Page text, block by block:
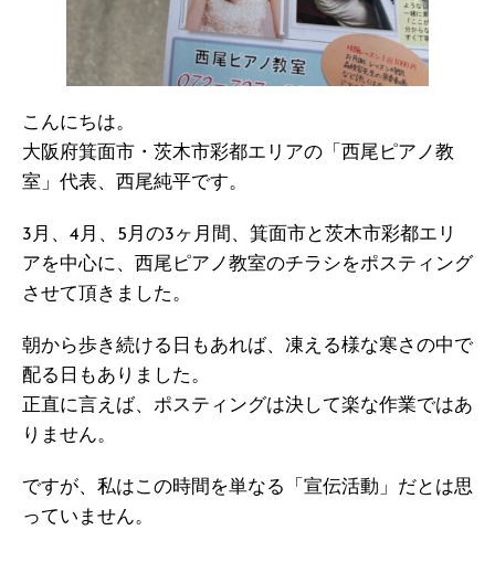
こんにちは。
大阪府箕面市・茨木市彩都エリアの「西尾ピアノ教
室」代表、西尾純平です。
3月、4月、5月の3ヶ月間、箕面市と茨木市彩都エリ
アを中心に、西尾ピアノ教室のチラシをポスティング
させて頂きました。
朝から歩き続ける日もあれば、凍える様な寒さの中で
配る日もありました。
正直に言えば、ポスティングは決して楽な作業ではあ
りません。
ですが、私はこの時間を単なる「宣伝活動」だとは思
っていません。